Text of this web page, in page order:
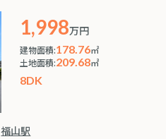
1,998万円
建物面積:178.76㎡
土地面積:209.68㎡
8DK
福山駅